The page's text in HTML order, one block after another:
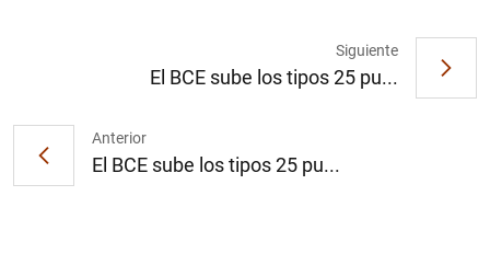
Anterior
El BCE sube los tipos 25 pu...
Siguiente
El BCE sube los tipos 25 pu...